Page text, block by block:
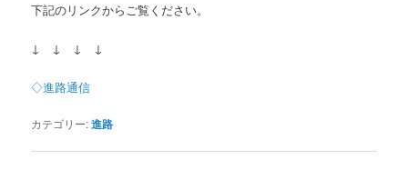
下記のリンクからご覧ください。
↓ ↓ ↓ ↓
◇進路通信
カテゴリー:進路